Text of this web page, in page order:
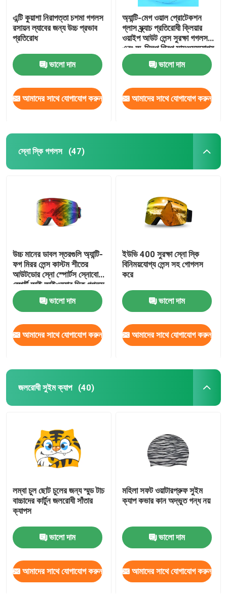
এন্টি কুয়াশা নিরাপত্তা চশমা গগলস
রসায়ন ল্যাবের জন্য উচ্চ প্রভাব
প্রতিরোধ
ভালো দাম
আমাদের সাথে যোগাযোগ করুন
অ্যান্টি-মেগ ওয়াল প্রোটেকশন
গ্লাস স্ক্র্যাচ প্রতিরোধী ক্লিয়ার
ওয়াইপ আউট লেন্স সুরক্ষা গগলস
এবং অ-স্লিপ গ্রিপ সামঞ্জস্যযোগ্য
মন্দির ল্যাব গগলস
ভালো দাম
আমাদের সাথে যোগাযোগ করুন
স্নো স্কি গগলস (47)
উচ্চ মানের ডাবল স্তরগুলি অ্যান্টি-
ফগ মিরর লেন্স কাস্টম শীতের
আউটডোর স্নো স্পোর্টস স্নোবোর্ড
স্পোর্ট আই আইওয়্যার স্কি গগলস
ভালো দাম
আমাদের সাথে যোগাযোগ করুন
ইউভি 400 সুরক্ষা স্নো স্কি
বিনিময়যোগ্য লেন্স সহ গোগলস
করে
ভালো দাম
আমাদের সাথে যোগাযোগ করুন
জলরোধী সুইম ক্যাপ (40)
লম্বা চুল ছোট চুলের জন্য স্মুড টাচ
বাচ্চাদের কার্টুন জলরোধী সাঁতার
ক্যাপস
ভালো দাম
আমাদের সাথে যোগাযোগ করুন
মহিলা সফট ওয়াটারপ্রুফ সুইম
ক্যাপ কভার কান অদ্ভুত গন্ধ নয়
ভালো দাম
আমাদের সাথে যোগাযোগ করুন